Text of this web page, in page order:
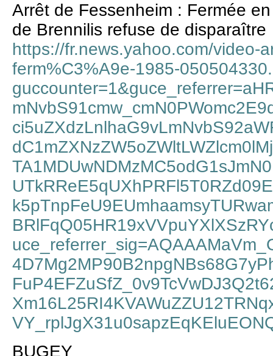
Arrêt de Fessenheim : Fermée
de Brennilis refuse de disparaître
https://fr.news.yahoo.com/video-
ferm%C3%A9e-1985-
BUGEY